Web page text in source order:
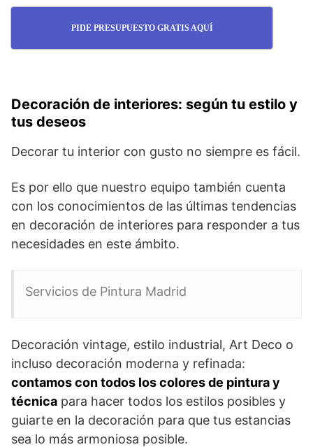
PIDE PRESUPUESTO GRATIS AQUÍ
Decoración de interiores: según tu estilo y
tus deseos
Decorar tu interior con gusto no siempre es fácil.
Es por ello que nuestro equipo también cuenta
con los conocimientos de las últimas tendencias
en decoración de interiores para responder a tus
necesidades en este ámbito.
Servicios de Pintura Madrid
Decoración vintage, estilo industrial, Art Deco o
incluso decoración moderna y refinada:
contamos con todos los colores de pintura y
técnica para hacer todos los estilos posibles y
guiarte en la decoración para que tus estancias
sea lo más armoniosa posible.